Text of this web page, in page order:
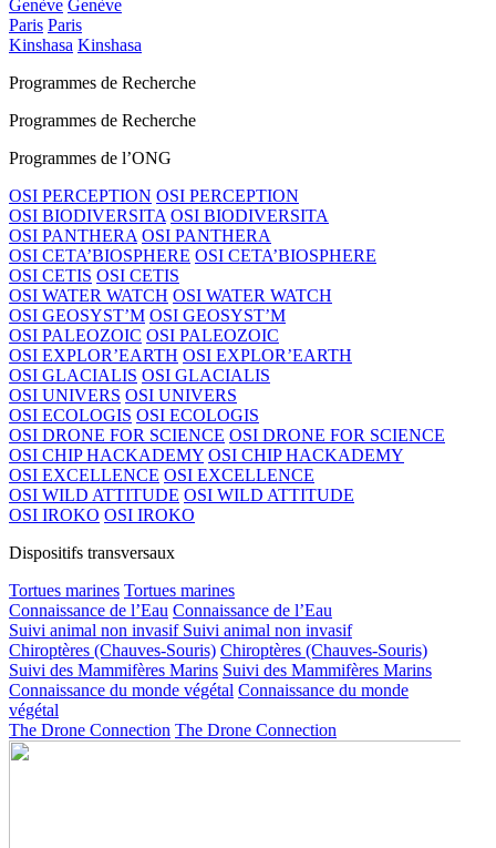
Genève Genève
Paris Paris
Kinshasa Kinshasa
Programmes de Recherche
Programmes de Recherche
Programmes de l’ONG
OSI PERCEPTION OSI PERCEPTION
OSI BIODIVERSITA OSI BIODIVERSITA
OSI PANTHERA OSI PANTHERA
OSI CETA’BIOSPHERE OSI CETA’BIOSPHERE
OSI CETIS OSI CETIS
OSI WATER WATCH OSI WATER WATCH
OSI GEOSYST’M OSI GEOSYST’M
OSI PALEOZOIC OSI PALEOZOIC
OSI EXPLOR’EARTH OSI EXPLOR’EARTH
OSI GLACIALIS OSI GLACIALIS
OSI UNIVERS OSI UNIVERS
OSI ECOLOGIS OSI ECOLOGIS
OSI DRONE FOR SCIENCE OSI DRONE FOR SCIENCE
OSI CHIP HACKADEMY OSI CHIP HACKADEMY
OSI EXCELLENCE OSI EXCELLENCE
OSI WILD ATTITUDE OSI WILD ATTITUDE
OSI IROKO OSI IROKO
Dispositifs transversaux
Tortues marines Tortues marines
Connaissance de l’Eau Connaissance de l’Eau
Suivi animal non invasif Suivi animal non invasif
Chiroptères (Chauves-Souris) Chiroptères (Chauves-Souris)
Suivi des Mammifères Marins Suivi des Mammifères Marins
Connaissance du monde végétal Connaissance du monde
végétal
The Drone Connection The Drone Connection